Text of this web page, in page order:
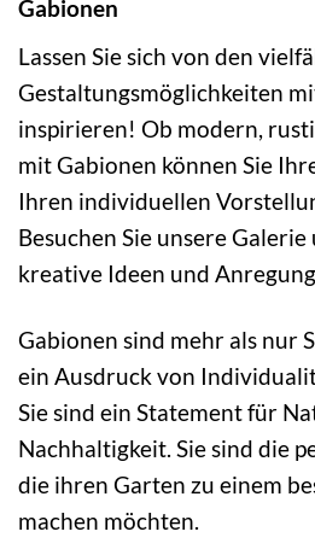
Gabionen
Lassen Sie sich von den
Gestaltungsmöglichkeiten
inspirieren! Ob modern,
mit Gabionen können Sie
Ihren individuellen
Besuchen Sie unsere
kreative Ideen und
Gabionen sind mehr als nur
ein Ausdruck von
Sie sind ein Statement für
Nachhaltigkeit. Sie sind die
die ihren Garten zu einem
machen möchten.